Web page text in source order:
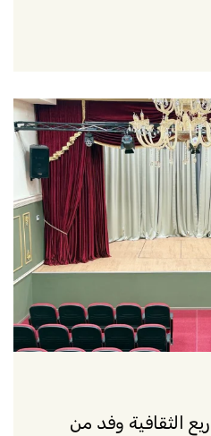
الثقافية وفد من